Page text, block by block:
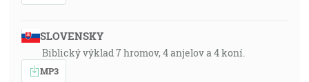
SLOVENSKY
Biblický výklad 7 hromov, 4 anjelov a 4 koní.
MP3